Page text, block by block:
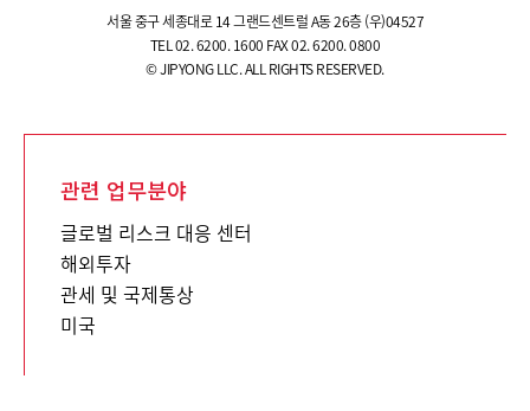
서울 중구 세종대로 14 그랜드센트럴 A동 26층 (우)04527
TEL 02. 6200. 1600 FAX 02. 6200. 0800
© JIPYONG LLC. ALL RIGHTS RESERVED.
관련 업무분야
글로벌 리스크 대응 센터
해외투자
관세 및 국제통상
미국